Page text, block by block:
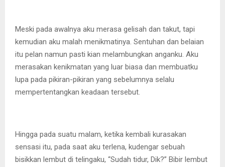
Meski pada awalnya aku merasa gelisah dan takut, tapi
kemudian aku malah menikmatinya. Sentuhan dan belaian
itu pelan namun pasti kian melambungkan anganku. Aku
merasakan kenikmatan yang luar biasa dan membuatku
lupa pada pikiran-pikiran yang sebelumnya selalu
mempertentangkan keadaan tersebut.
Hingga pada suatu malam, ketika kembali kurasakan
sensasi itu, pada saat aku terlena, kudengar sebuah
bisikkan lembut di telingaku, “Sudah tidur, Dik?” Bibir lembut